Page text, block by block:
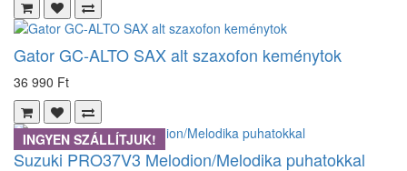
Gator GC-ALTO SAX alt szaxofon keménytok
36 990 Ft
INGYEN SZÁLLÍTJUK!
Suzuki PRO37V3 Melodion/Melodika puhatokkal